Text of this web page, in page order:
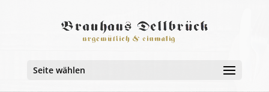
Seite wählen